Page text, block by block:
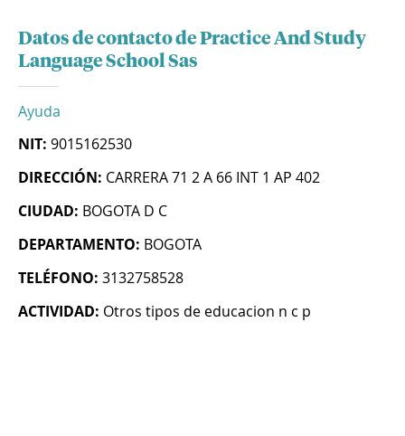
Datos de contacto de Practice And Study
Language School Sas
Ayuda
NIT: 9015162530
DIRECCIÓN: CARRERA 71 2 A 66 INT 1 AP 402
CIUDAD: BOGOTA D C
DEPARTAMENTO: BOGOTA
TELÉFONO: 3132758528
ACTIVIDAD: Otros tipos de educacion n c p